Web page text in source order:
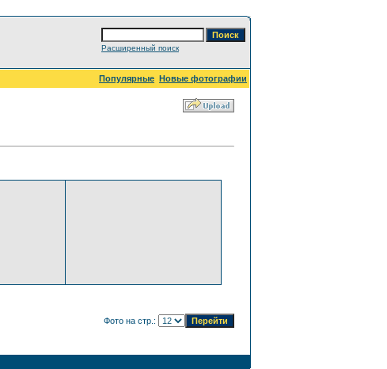
Расширенный поиск
Популярные Новые фотографии
Фото на стр.: